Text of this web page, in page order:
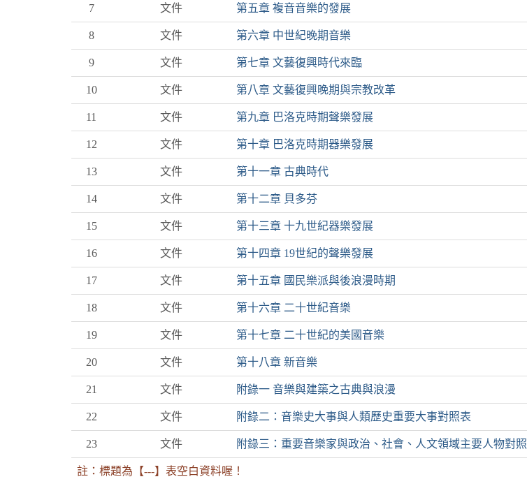
7 文件 第五章 複音音樂的發展
8 文件 第六章 中世紀晚期音樂
9 文件 第七章 文藝復興時代來臨
10 文件 第八章 文藝復興晚期與宗教改革
11 文件 第九章 巴洛克時期聲樂發展
12 文件 第十章 巴洛克時期器樂發展
13 文件 第十一章 古典時代
14 文件 第十二章 貝多芬
15 文件 第十三章 十九世紀器樂發展
16 文件 第十四章 19世紀的聲樂發展
17 文件 第十五章 國民樂派與後浪漫時期
18 文件 第十六章 二十世紀音樂
19 文件 第十七章 二十世紀的美國音樂
20 文件 第十八章 新音樂
21 文件 附錄一 音樂與建築之古典與浪漫
22 文件 附錄二：音樂史大事與人類歷史重要大事對照表
23 文件 附錄三：重要音樂家與政治、社會、人文領域主要人物對照
註：標題為【---】表空白資料喔！